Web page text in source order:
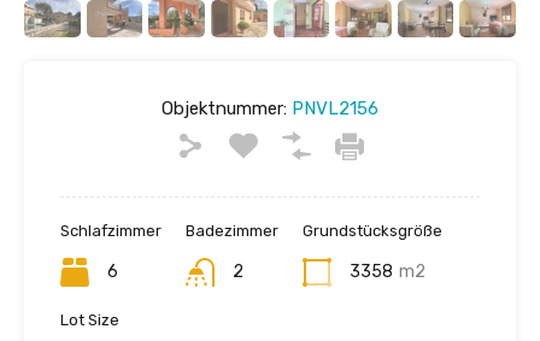
Objektnummer: PNVL2156
Schlafzimmer
6
Badezimmer
2
Grundstücksgröße
3358 m2
Lot Size